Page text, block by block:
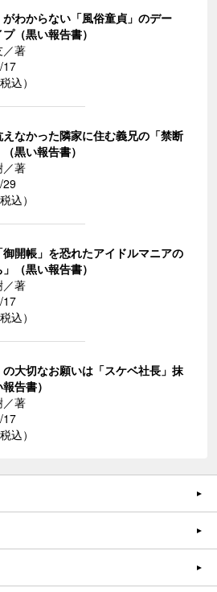
がわからない「風俗童貞」のデー
プ（黒い報告書）
／著
17
込）
えなかった隣家に住む義兄の「禁断
黒い報告書）
／著
29
込）
開帳」を恐れたアイドルマニアの
」（黒い報告書）
／著
17
込）
の大切なお願いは「スケベ社長」抹
告書）
／著
17
込）